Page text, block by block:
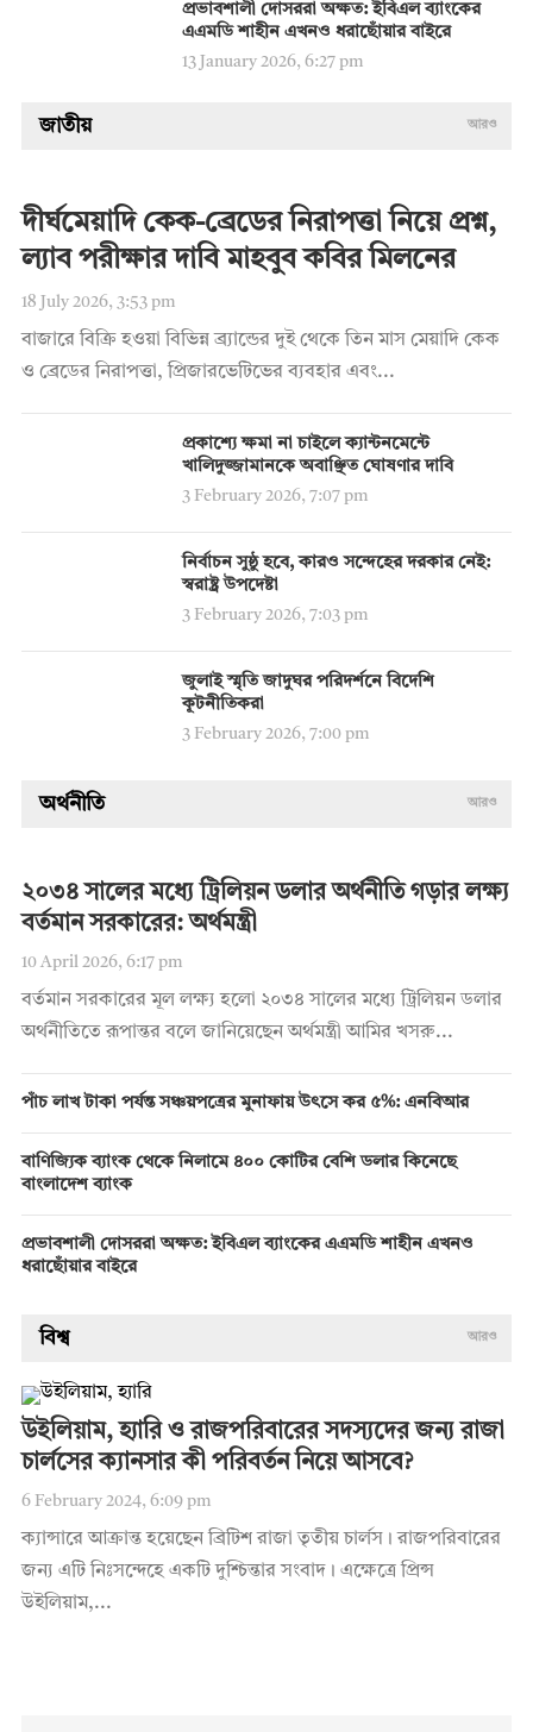
প্রভাবশালী দোসররা অক্ষত: ইবিএল ব্যাংকের
এএমডি শাহীন এখনও ধরাছোঁয়ার বাইরে
13 January 2026, 6:27 pm
জাতীয় আরও
দীর্ঘমেয়াদি কেক-ব্রেডের নিরাপত্তা নিয়ে প্রশ্ন,
ল্যাব পরীক্ষার দাবি মাহবুব কবির মিলনের
18 July 2026, 3:53 pm
বাজারে বিক্রি হওয়া বিভিন্ন ব্র্যান্ডের দুই থেকে তিন মাস মেয়াদি কেক
ও ব্রেডের নিরাপত্তা, প্রিজারভেটিভের ব্যবহার এবং...
প্রকাশ্যে ক্ষমা না চাইলে ক্যান্টনমেন্টে
খালিদুজ্জামানকে অবাঞ্ছিত ঘোষণার দাবি
3 February 2026, 7:07 pm
নির্বাচন সুষ্ঠু হবে, কারও সন্দেহের দরকার নেই:
স্বরাষ্ট্র উপদেষ্টা
3 February 2026, 7:03 pm
জুলাই স্মৃতি জাদুঘর পরিদর্শনে বিদেশি
কূটনীতিকরা
3 February 2026, 7:00 pm
অর্থনীতি আরও
২০৩৪ সালের মধ্যে ট্রিলিয়ন ডলার অর্থনীতি গড়ার লক্ষ্য
বর্তমান সরকারের: অর্থমন্ত্রী
10 April 2026, 6:17 pm
বর্তমান সরকারের মূল লক্ষ্য হলো ২০৩৪ সালের মধ্যে ট্রিলিয়ন ডলার
অর্থনীতিতে রূপান্তর বলে জানিয়েছেন অর্থমন্ত্রী আমির খসরু...
পাঁচ লাখ টাকা পর্যন্ত সঞ্চয়পত্রের মুনাফায় উৎসে কর ৫%: এনবিআর
বাণিজ্যিক ব্যাংক থেকে নিলামে ৪০০ কোটির বেশি ডলার কিনেছে
বাংলাদেশ ব্যাংক
প্রভাবশালী দোসররা অক্ষত: ইবিএল ব্যাংকের এএমডি শাহীন এখনও
ধরাছোঁয়ার বাইরে
বিশ্ব আরও
উইলিয়াম, হ্যারি ও রাজপরিবারের সদস্যদের জন্য রাজা
চার্লসের ক্যানসার কী পরিবর্তন নিয়ে আসবে?
6 February 2024, 6:09 pm
ক্যান্সারে আক্রান্ত হয়েছেন ব্রিটিশ রাজা তৃতীয় চার্লস। রাজপরিবারের
জন্য এটি নিঃসন্দেহে একটি দুশ্চিন্তার সংবাদ। এক্ষেত্রে প্রিন্স
উইলিয়াম,...